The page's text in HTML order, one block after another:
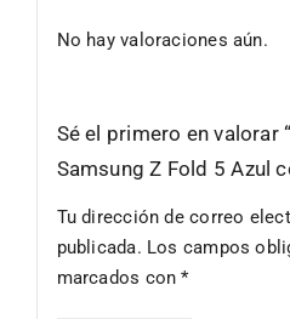
No hay valoraciones aún.
Sé el primero en valorar
Samsung Z Fold 5 Azul
Tu dirección de correo
publicada. Los campos
marcados con*